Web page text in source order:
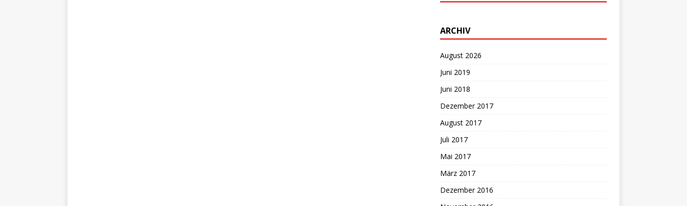
ARCHIV
August 2026
Juni 2019
Juni 2018
Dezember 2017
August 2017
Juli 2017
Mai 2017
März 2017
Dezember 2016